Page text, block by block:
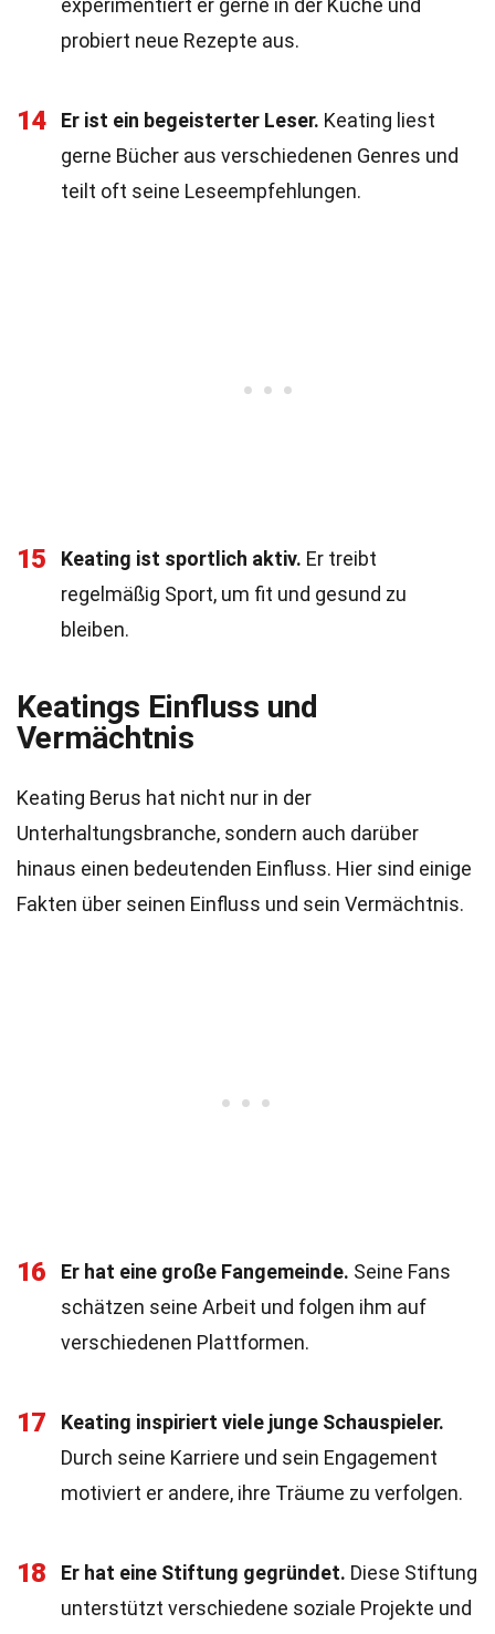
experimentiert er gerne in der Küche und
probiert neue Rezepte aus.
14 Er ist ein begeisterter Leser. Keating liest
gerne Bücher aus verschiedenen Genres und
teilt oft seine Leseempfehlungen.
15 Keating ist sportlich aktiv. Er treibt
regelmäßig Sport, um fit und gesund zu
bleiben.
Keatings Einfluss und
Vermächtnis
Keating Berus hat nicht nur in der
Unterhaltungsbranche, sondern auch darüber
hinaus einen bedeutenden Einfluss. Hier sind einige
Fakten über seinen Einfluss und sein Vermächtnis.
16 Er hat eine große Fangemeinde. Seine Fans
schätzen seine Arbeit und folgen ihm auf
verschiedenen Plattformen.
17
Keating inspiriert viele junge Schauspieler.
Durch seine Karriere und sein Engagement
motiviert er andere, ihre Träume zu verfolgen.
18 Er hat eine Stiftung gegründet. Diese Stiftung
unterstützt verschiedene soziale Projekte und